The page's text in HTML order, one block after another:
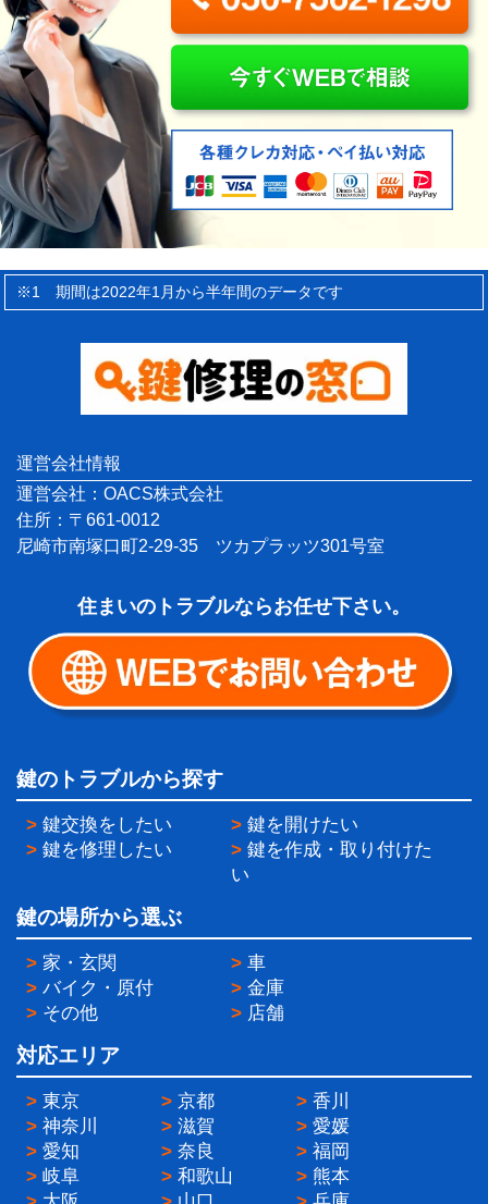
※1 期間は2022年1月から半年間のデータです
運営会社情報
運営会社：OACS株式会社
住所：〒661-0012
尼崎市南塚口町2-29-35 ツカプラッツ301号室
住まいのトラブルならお任せ下さい。
鍵のトラブルから探す
> 鍵交換をしたい > 鍵を開けたい
> 鍵を修理したい > 鍵を作成・取り付けた
い
鍵の場所から選ぶ
> 家・玄関 > 車
> バイク・原付 > 金庫
> その他 > 店舗
対応エリア
> 東京 > 京都 > 香川
> 神奈川 > 滋賀 > 愛媛
> 愛知 > 奈良 > 福岡
> 岐阜 > 和歌山 > 熊本